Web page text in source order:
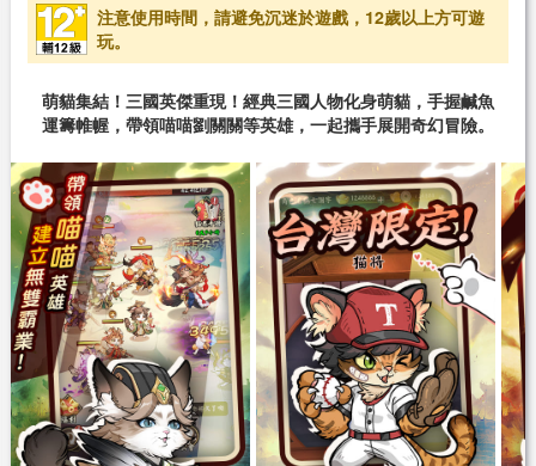
注意使用時間，請避免沉迷於遊戲，12歲以上方可遊
玩。
萌貓集結！三國英傑重現！經典三國人物化身萌貓，手握鹹魚
運籌帷幄，帶領喵喵劉關關等英雄，一起攜手展開奇幻冒險。